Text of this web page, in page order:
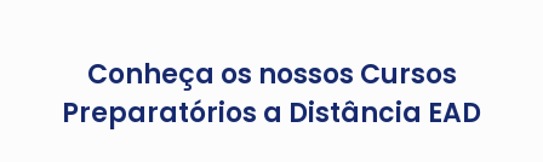
Conheça os nossos Cursos
Preparatórios a Distância EAD